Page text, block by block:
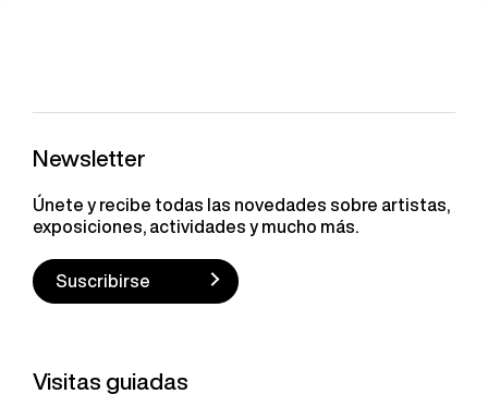
Newsletter
Únete y recibe todas las novedades sobre artistas,
exposiciones, actividades y mucho más.
Suscribirse
Visitas guiadas